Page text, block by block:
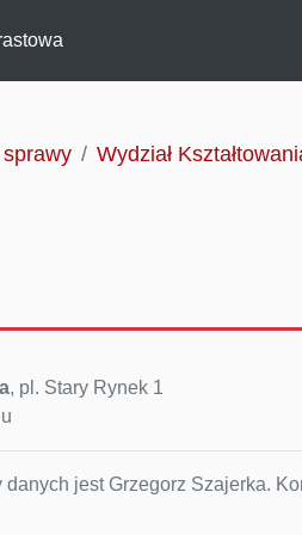
Wydział
, pl. Stary Rynek 1
jest Grzegorz Szajerka.